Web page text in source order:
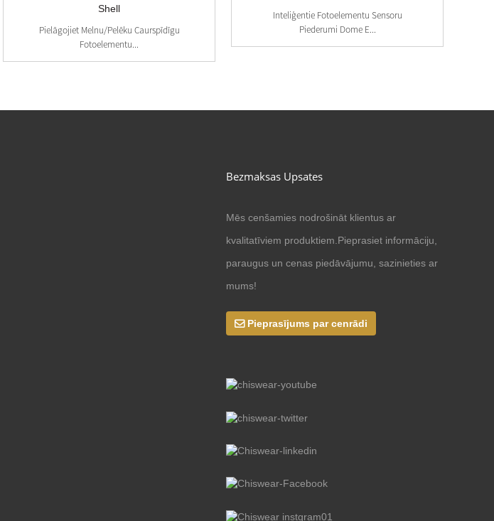
Pielāgojiet Melnu/pelēku Caurspīdīgu
Fotoelementu...
Inteliģentie Fotoelementu Sensoru
Piederumi Dome E...
Bezmaksas Upsates
Mēs cenšamies nodrošināt klientus ar
kvalitatīviem produktiem.Pieprasiet informāciju,
paraugus un cenas piedāvājumu, sazinieties ar
mums!
Pieprasījums par cenrādi